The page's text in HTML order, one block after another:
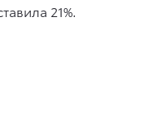
21%.